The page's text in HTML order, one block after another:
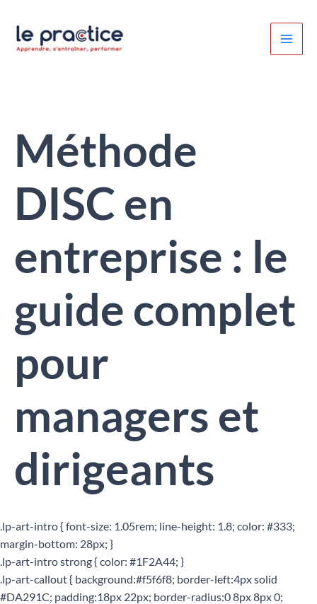
contenu
Méthode
DISC en
entreprise : le
guide complet
pour
managers et
dirigeants
.lp-art-intro { font-size: 1.05rem; line-height: 1.8; color: #333;
margin-bottom: 28px; }
.lp-art-intro strong { color: #1F2A44; }
.lp-art-callout { background:#f5f6f8; border-left:4px solid
#DA291C; padding:18px 22px; border-radius:0 8px 8px 0;